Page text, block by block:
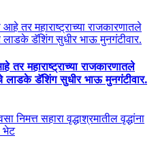
महाराष्ट्राच्या राजकारणातले
लाडके डॅशिंग सुधीर भाऊ मुनगंटीवार.